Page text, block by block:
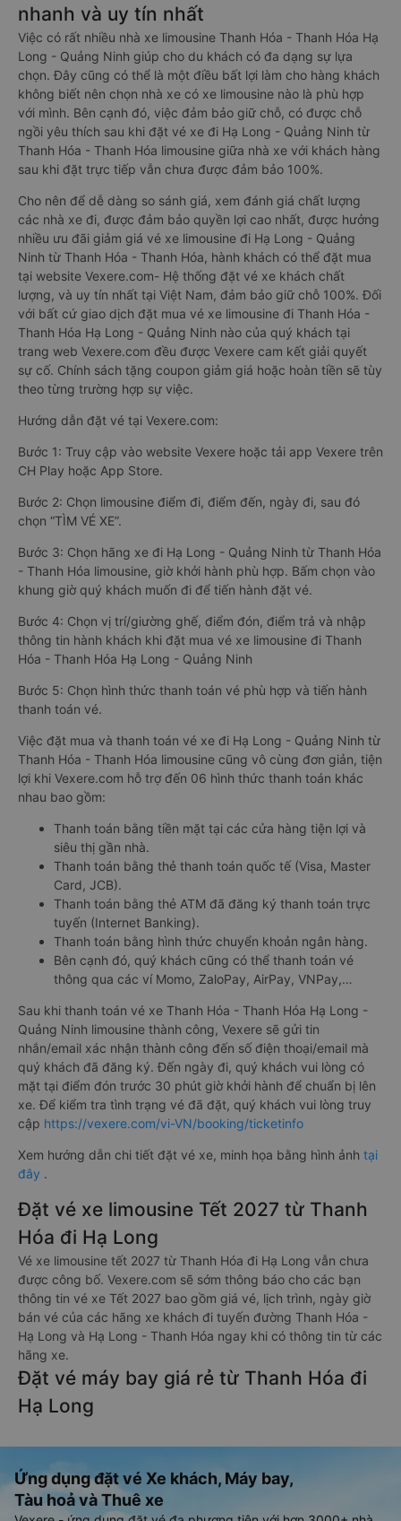
nhanh và uy tín nhất
Việc có rất nhiều nhà xe limousine Thanh Hóa - Thanh Hóa Hạ
Long - Quảng Ninh giúp cho du khách có đa dạng sự lựa
chọn. Đây cũng có thể là một điều bất lợi làm cho hàng khách
không biết nên chọn nhà xe có xe limousine nào là phù hợp
với mình. Bên cạnh đó, việc đảm bảo giữ chỗ, có được chỗ
ngồi yêu thích sau khi đặt vé xe đi Hạ Long - Quảng Ninh từ
Thanh Hóa - Thanh Hóa limousine giữa nhà xe với khách hàng
sau khi đặt trực tiếp vẫn chưa được đảm bảo 100%.
Cho nên để dễ dàng so sánh giá, xem đánh giá chất lượng
các nhà xe đi, được đảm bảo quyền lợi cao nhất, được hưởng
nhiều ưu đãi giảm giá vé xe limousine đi Hạ Long - Quảng
Ninh từ Thanh Hóa - Thanh Hóa, hành khách có thể đặt mua
tại website Vexere.com- Hệ thống đặt vé xe khách chất
lượng, và uy tín nhất tại Việt Nam, đảm bảo giữ chỗ 100%. Đối
với bất cứ giao dịch đặt mua vé xe limousine đi Thanh Hóa -
Thanh Hóa Hạ Long - Quảng Ninh nào của quý khách tại
trang web Vexere.com đều được Vexere cam kết giải quyết
sự cố. Chính sách tặng coupon giảm giá hoặc hoàn tiền sẽ tùy
theo từng trường hợp sự việc.
Hướng dẫn đặt vé tại Vexere.com:
Bước 1: Truy cập vào website Vexere hoặc tải app Vexere trên
CH Play hoặc App Store.
Bước 2: Chọn limousine điểm đi, điểm đến, ngày đi, sau đó
chọn “TÌM VÉ XE”.
Bước 3: Chọn hãng xe đi Hạ Long - Quảng Ninh từ Thanh Hóa
- Thanh Hóa limousine, giờ khởi hành phù hợp. Bấm chọn vào
khung giờ quý khách muốn đi để tiến hành đặt vé.
Bước 4: Chọn vị trí/giường ghế, điểm đón, điểm trả và nhập
thông tin hành khách khi đặt mua vé xe limousine đi Thanh
Hóa - Thanh Hóa Hạ Long - Quảng Ninh
Bước 5: Chọn hình thức thanh toán vé phù hợp và tiến hành
thanh toán vé.
Việc đặt mua và thanh toán vé xe đi Hạ Long - Quảng Ninh từ
Thanh Hóa - Thanh Hóa limousine cũng vô cùng đơn giản, tiện
lợi khi Vexere.com hỗ trợ đến 06 hình thức thanh toán khác
nhau bao gồm:
Thanh toán bằng tiền mặt tại các cửa hàng tiện lợi và
siêu thị gần nhà.
Thanh toán bằng thẻ thanh toán quốc tế (Visa, Master
Card, JCB).
Thanh toán bằng thẻ ATM đã đăng ký thanh toán trực
tuyến (Internet Banking).
Thanh toán bằng hình thức chuyển khoản ngân hàng.
Bên cạnh đó, quý khách cũng có thể thanh toán vé
thông qua các ví Momo, ZaloPay, AirPay, VNPay,…
Sau khi thanh toán vé xe Thanh Hóa - Thanh Hóa Hạ Long -
Quảng Ninh limousine thành công, Vexere sẽ gửi tin
nhắn/email xác nhận thành công đến số điện thoại/email mà
quý khách đã đăng ký. Đến ngày đi, quý khách vui lòng có
mặt tại điểm đón trước 30 phút giờ khởi hành để chuẩn bị lên
xe. Để kiểm tra tình trạng vé đã đặt, quý khách vui lòng truy
cập https://vexere.com/vi-VN/booking/ticketinfo
Xem hướng dẫn chi tiết đặt vé xe, minh họa bằng hình ảnh tại
đây .
Đặt vé xe limousine Tết 2027 từ Thanh
Hóa đi Hạ Long
Vé xe limousine tết 2027 từ Thanh Hóa đi Hạ Long vẫn chưa
được công bố. Vexere.com sẽ sớm thông báo cho các bạn
thông tin vé xe Tết 2027 bao gồm giá vé, lịch trình, ngày giờ
bán vé của các hãng xe khách đi tuyến đường Thanh Hóa -
Hạ Long và Hạ Long - Thanh Hóa ngay khi có thông tin từ các
hãng xe.
Đặt vé máy bay giá rẻ từ Thanh Hóa đi
Hạ Long
Ứng dụng đặt vé Xe khách, Máy bay,
Tàu hoả và Thuê xe